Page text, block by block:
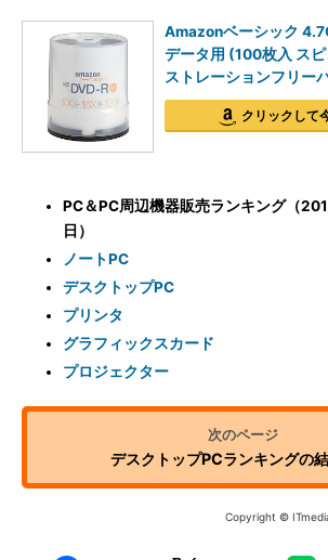
Amazonベーシック
データ用 (100枚入 ス
ストレーションフリー
クリックして
PC＆PC周辺機器販売ランキング（
日）
ノートPC
デスクトップPC
プリンタ
グラフィックスカード
プロジェクター
デスクトップPCランキングの
Copyright ©